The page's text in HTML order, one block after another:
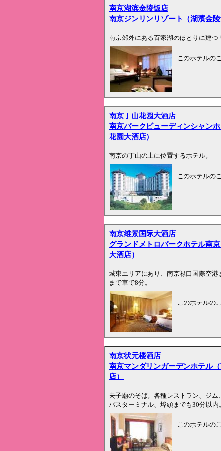
南京湖滨金陵饭店
南京ジンリンリゾート（湖濱金
南京郊外にある百家湖のほとりに建つ
このホテルの
南京丁山花园大酒店
南京パークビューディンシャン
花園大酒店）
南京の丁山の上に位置するホテル。
このホテルの
南京维景国际大酒店
グランドメトロパークホテル南
大酒店）
城東エリアにあり、南京禄口国際空
まで車で8分。
このホテルの
南京状元楼酒店
南京マンダリンガーデンホテル
店）
夫子廟のそば。各種レストラン、ジ
バスターミナル、埠頭までも30分以内
このホテルの